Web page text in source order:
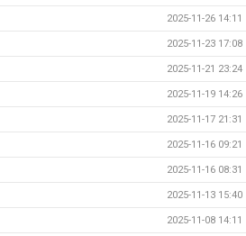
2025-11-26 14:11
2025-11-23 17:08
2025-11-21 23:24
2025-11-19 14:26
2025-11-17 21:31
2025-11-16 09:21
2025-11-16 08:31
2025-11-13 15:40
2025-11-08 14:11